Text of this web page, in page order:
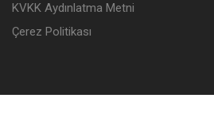
KVKK Aydınlatma Metni
Çerez Politikası